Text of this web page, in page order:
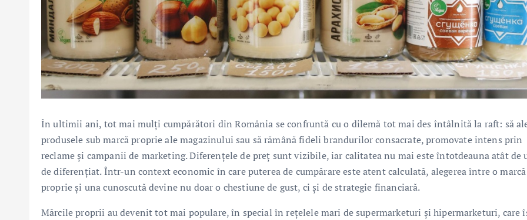
În ultimii ani, tot mai mulți cumpărători din România se confruntă cu o dilemă tot mai des întâlnită la raft: să
produsele sub marcă proprie ale magazinului sau să rămână fideli brandurilor consacrate, promovate intens prin
reclame și campanii de marketing. Diferențele de preț sunt vizibile, iar calitatea nu mai este întotdeauna atât de
de diferențiat. Într-un context economic în care puterea de cumpărare este atent calculată, alegerea între o marcă
proprie și una cunoscută devine nu doar o chestiune de gust, ci și de strategie financiară.
Mărcile proprii au devenit tot mai populare, în special în rețelele mari de supermarketuri și hipermarketuri, care